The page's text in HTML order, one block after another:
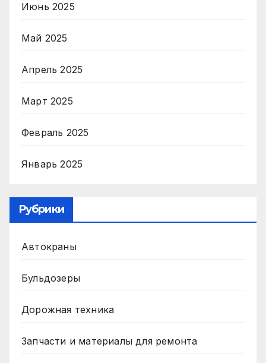
Июнь 2025
Май 2025
Апрель 2025
Март 2025
Февраль 2025
Январь 2025
Рубрики
Автокраны
Бульдозеры
Дорожная техника
Запчасти и материалы для ремонта